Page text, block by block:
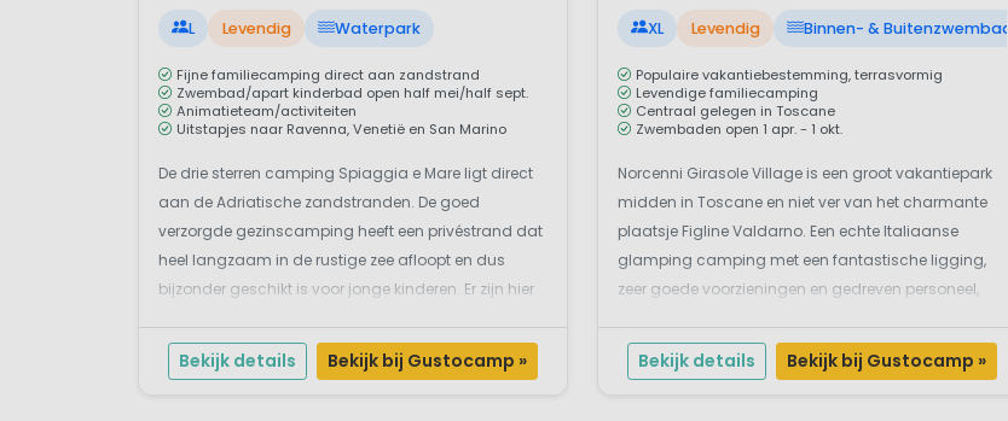
L Levendig Waterpark
Fijne familiecamping direct aan zandstrand
Zwembad/apart kinderbad open half mei/half sept.
Animatieteam/activiteiten
Uitstapjes naar Ravenna, Venetië en San Marino
De drie sterren camping Spiaggia e Mare ligt direct
aan de Adriatische zandstranden. De goed
verzorgde gezinscamping heeft een privéstrand dat
heel langzaam in de rustige zee afloopt en dus
bijzonder geschikt is voor jonge kinderen. Er zijn hier
zegt het al: je zit hier goed als je houdt van ...
Bekijk details Bekijk bij Gustocamp »
XL Levendig Binnen- & Buitenzwembad
Populaire vakantiebestemming, terrasvormig
Levendige familiecamping
Centraal gelegen in Toscane
Zwembaden open 1 apr. - 1 okt.
Norcenni Girasole Village is een groot vakantiepark
midden in Toscane en niet ver van het charmante
plaatsje Figline Valdarno. Een echte Italiaanse
glamping camping met een fantastische ligging,
zeer goede voorzieningen en gedreven personeel,
mooie accommodaties, een luxe stacaravan of een
van de comp...
Bekijk details Bekijk bij Gustocamp »